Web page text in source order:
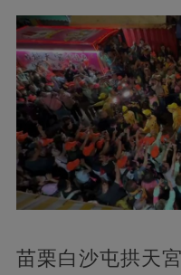
苗栗白沙屯拱天